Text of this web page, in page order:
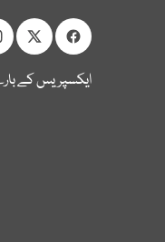
ایکسپریس کے